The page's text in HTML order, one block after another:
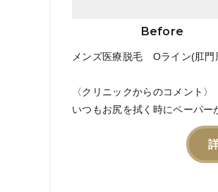
Before
メンズ医療脱毛 Oライン(肛門
〈クリニックからのコメント〉
いつもお尻を拭く時にペーパー